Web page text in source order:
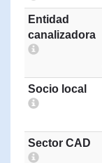
Entidad
canalizadora
Socio local
Sector CAD